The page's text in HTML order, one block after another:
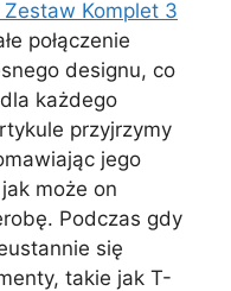
Komplet 3
połączenie
designu, co
każdego
przyjrzymy
jego
może on
Podczas gdy
się
takie jak T-